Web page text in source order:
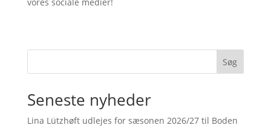
Søg
Seneste nyheder
Lina Lützhøft udlejes for sæsonen 2026/27 til Boden